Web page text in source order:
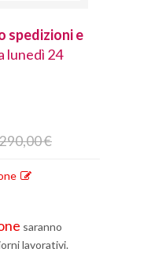
spedizioni e
lunedì 24
290,00 €
saranno
lavorativi.